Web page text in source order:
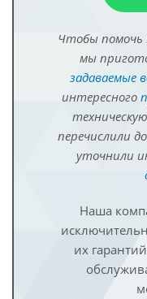
Чтобы помочь
мы
задаваемые
интересного
перечислили
уточнили
Наша
их